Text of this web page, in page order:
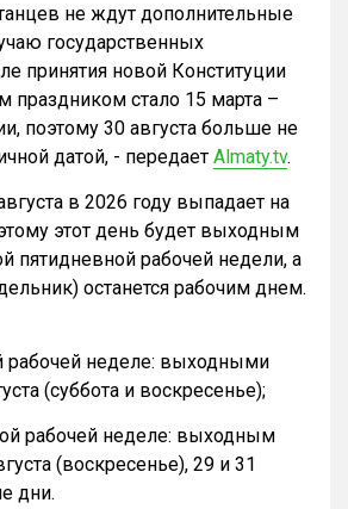
не ждут дополнительные
государственных
принятия новой Конституции
праздником стало 15 марта –
поэтому 30 августа больше не
датой, - передает Almaty.tv.
в 2026 году выпадает на
этот день будет выходным
пятидневной рабочей недели, а
останется рабочим днем.
рабочей неделе: выходными
(суббота и воскресенье);
рабочей неделе: выходным
(воскресенье), 29 и 31
дни.